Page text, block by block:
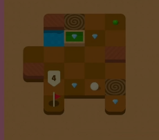
sufrimiento, desgracia,
algunos de los temas que toca
de inducir el mayor número
cuando se da la opción de
por uno de los protagonistas,
el mejor de los casos.
de 3,99 dólares sin anuncios ni